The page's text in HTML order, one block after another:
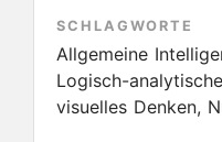
SCHLAGWORTE
Allgemeine
Logisch-
visuelles Denken,